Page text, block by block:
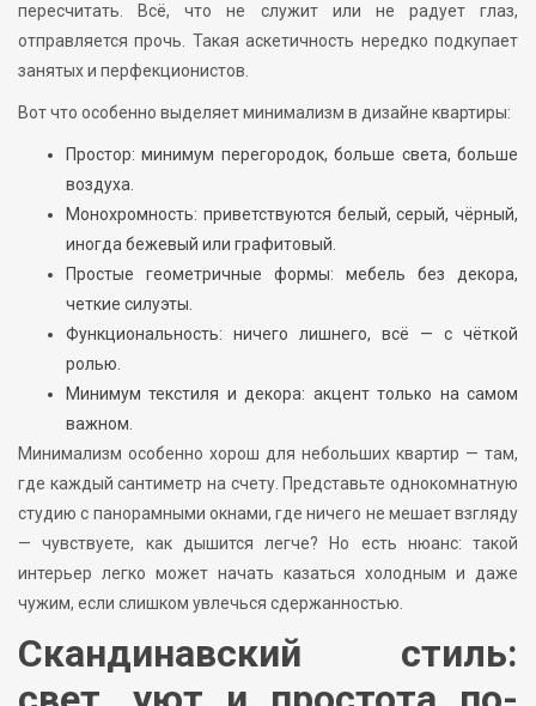
пересчитать. Всё, что не служит или не радует глаз,
отправляется прочь. Такая аскетичность нередко подкупает
занятых и перфекционистов.
Вот что особенно выделяет минимализм в дизайне квартиры:
Простор: минимум перегородок, больше света, больше
воздуха.
Монохромность: приветствуются белый, серый, чёрный,
иногда бежевый или графитовый.
Простые геометричные формы: мебель без декора,
четкие силуэты.
Функциональность: ничего лишнего, всё — с чёткой
ролью.
Минимум текстиля и декора: акцент только на самом
важном.
Минимализм особенно хорош для небольших квартир — там,
где каждый сантиметр на счету. Представьте однокомнатную
студию с панорамными окнами, где ничего не мешает взгляду
— чувствуете, как дышится легче? Но есть нюанс: такой
интерьер легко может начать казаться холодным и даже
чужим, если слишком увлечься сдержанностью.
Скандинавский стиль: